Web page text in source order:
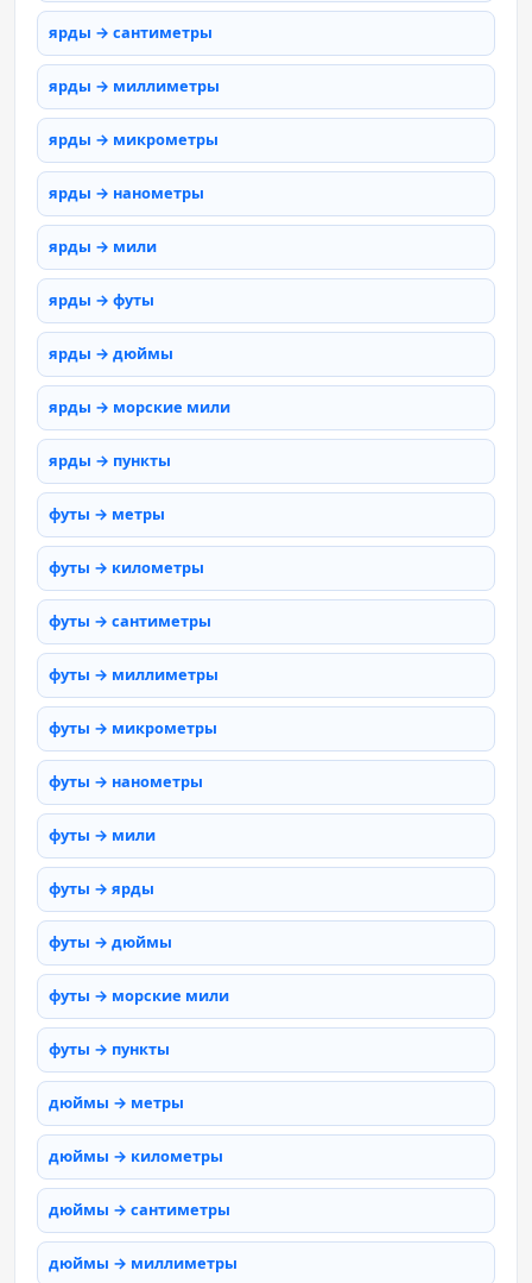
ярды → сантиметры
ярды → миллиметры
ярды → микрометры
ярды → нанометры
ярды → мили
ярды → футы
ярды → дюймы
ярды → морские мили
ярды → пункты
футы → метры
футы → километры
футы → сантиметры
футы → миллиметры
футы → микрометры
футы → нанометры
футы → мили
футы → ярды
футы → дюймы
футы → морские мили
футы → пункты
дюймы → метры
дюймы → километры
дюймы → сантиметры
дюймы → миллиметры